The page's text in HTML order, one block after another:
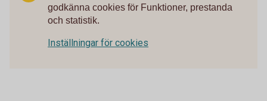
godkänna cookies för Funktioner, prestanda
och statistik.
Inställningar för cookies